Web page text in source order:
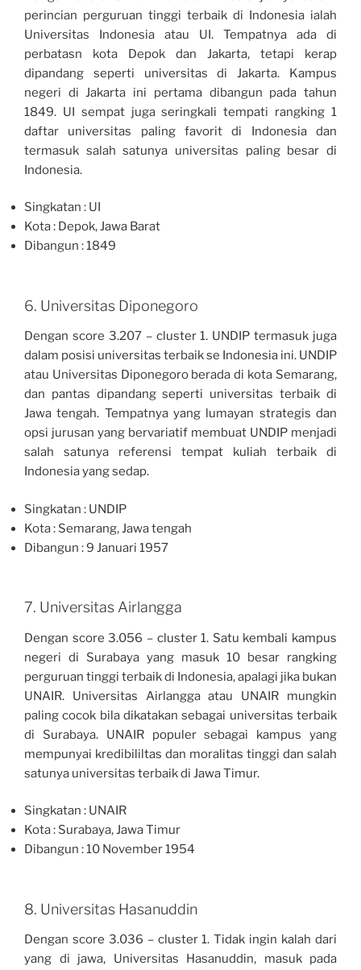
perincian perguruan tinggi terbaik di Indonesia ialah
Universitas Indonesia atau UI. Tempatnya ada di
perbatasn kota Depok dan Jakarta, tetapi kerap
dipandang seperti universitas di Jakarta. Kampus
negeri di Jakarta ini pertama dibangun pada tahun
1849. UI sempat juga seringkali tempati rangking 1
daftar universitas paling favorit di Indonesia dan
termasuk salah satunya universitas paling besar di
Indonesia.
Singkatan : UI
Kota : Depok, Jawa Barat
Dibangun : 1849
6. Universitas Diponegoro
Dengan score 3.207 – cluster 1. UNDIP termasuk juga
dalam posisi universitas terbaik se Indonesia ini. UNDIP
atau Universitas Diponegoro berada di kota Semarang,
dan pantas dipandang seperti universitas terbaik di
Jawa tengah. Tempatnya yang lumayan strategis dan
opsi jurusan yang bervariatif membuat UNDIP menjadi
salah satunya referensi tempat kuliah terbaik di
Indonesia yang sedap.
Singkatan : UNDIP
Kota : Semarang, Jawa tengah
Dibangun : 9 Januari 1957
7. Universitas Airlangga
Dengan score 3.056 – cluster 1. Satu kembali kampus
negeri di Surabaya yang masuk 10 besar rangking
perguruan tinggi terbaik di Indonesia, apalagi jika bukan
UNAIR. Universitas Airlangga atau UNAIR mungkin
paling cocok bila dikatakan sebagai universitas terbaik
di Surabaya. UNAIR populer sebagai kampus yang
mempunyai kredibililtas dan moralitas tinggi dan salah
satunya universitas terbaik di Jawa Timur.
Singkatan : UNAIR
Kota : Surabaya, Jawa Timur
Dibangun : 10 November 1954
8. Universitas Hasanuddin
Dengan score 3.036 – cluster 1. Tidak ingin kalah dari
yang di jawa, Universitas Hasanuddin, masuk pada